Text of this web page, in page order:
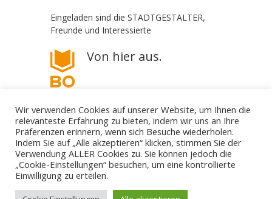
Eingeladen sind die STADTGESTALTER,
Freunde und Interessierte
Von hier aus.
Die STADTGESTALTER - politisch aber parteilos
Gestalte deine Stadt. - Für Bürgerbeteiligung! - Gegen
Wir verwenden Cookies auf unserer Website, um Ihnen die
relevanteste Erfahrung zu bieten, indem wir uns an Ihre
Präferenzen erinnern, wenn sich Besuche wiederholen.
Indem Sie auf „Alle akzeptieren“ klicken, stimmen Sie der
Verwendung ALLER Cookies zu. Sie können jedoch die
„Cookie-Einstellungen“ besuchen, um eine kontrollierte
Einwilligung zu erteilen.